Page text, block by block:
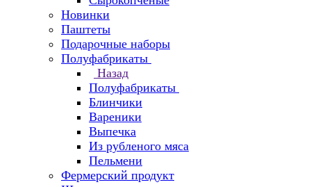
Новинки
Паштеты
Подарочные наборы
Полуфабрикаты
Назад
Полуфабрикаты
Блинчики
Вареники
Выпечка
Из рубленого мяса
Пельмени
Фермерский продукт